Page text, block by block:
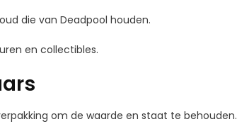
die van Deadpool houden.
en collectibles.
om de waarde en staat te behouden.